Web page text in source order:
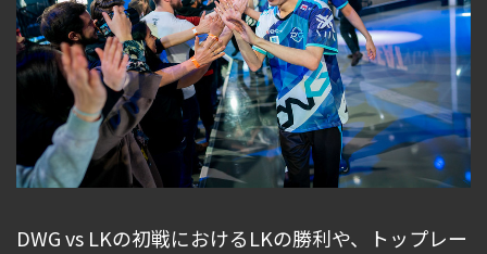
DWG vs LKの初戦におけるLKの勝利や、トップレー